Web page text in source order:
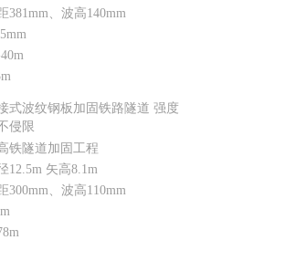
381mm、波高140mm
式波纹钢板加固铁路隧道 强度
侵限
铁隧道加固工程
12.5m 矢高8.1m
300mm、波高110mm